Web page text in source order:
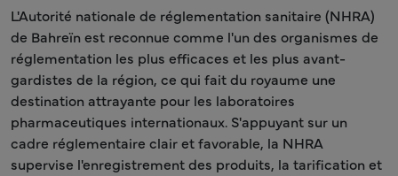
L'Autorité nationale de réglementation sanitaire (NHRA)
de Bahreïn est reconnue comme l'un des organismes de
réglementation les plus efficaces et les plus avant-
gardistes de la région, ce qui fait du royaume une
destination attrayante pour les laboratoires
pharmaceutiques internationaux. S'appuyant sur un
cadre réglementaire clair et favorable, la NHRA
supervise l'enregistrement des produits, la tarification et